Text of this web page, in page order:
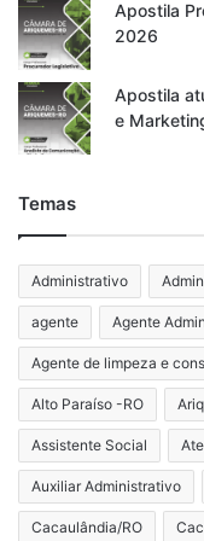
Apostila
2026
Apostila
e
Temas
Administrativo
agente Agente
Agente de limpeza e
Alto Paraíso -RO
Assistente Social
Auxiliar Administrativo
Cacaulândia/RO